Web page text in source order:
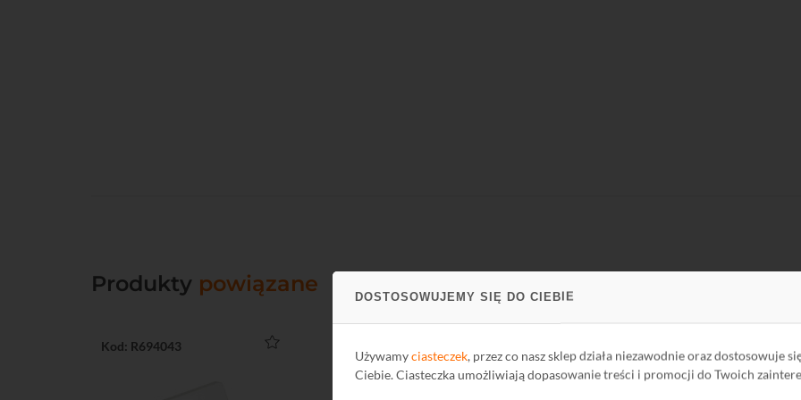
DOSTOSOWUJEMY SIĘ DO CIEBIE
Używamyciasteczek, przez co nasz sklep działa niezawodnie oraz dostosowuje
Ciebie. Ciasteczka umożliwiają dopasowanie treści i promocji do Twoich
Produkty powiązane
Kod: R694043